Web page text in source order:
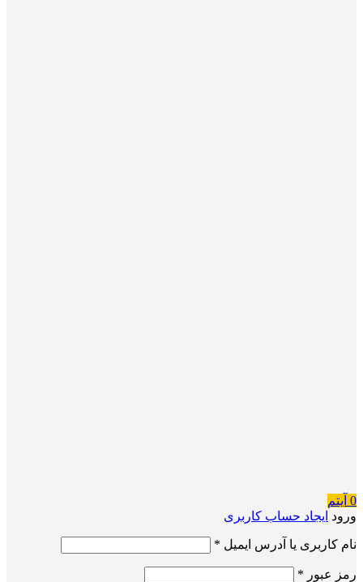
0 آیتم
ورود ایجاد حساب کاربری
نام کاربری یا آدرس ایمیل *
رمز عبور *